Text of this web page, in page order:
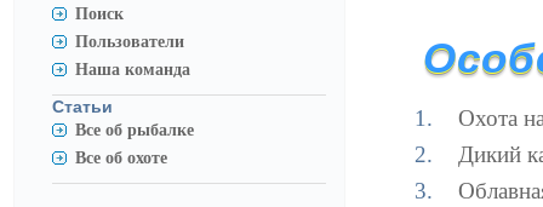
Поиск
Пользователи
Наша команда
Статьи
Все об рыбалке
Все об охоте
Охота
Дикий